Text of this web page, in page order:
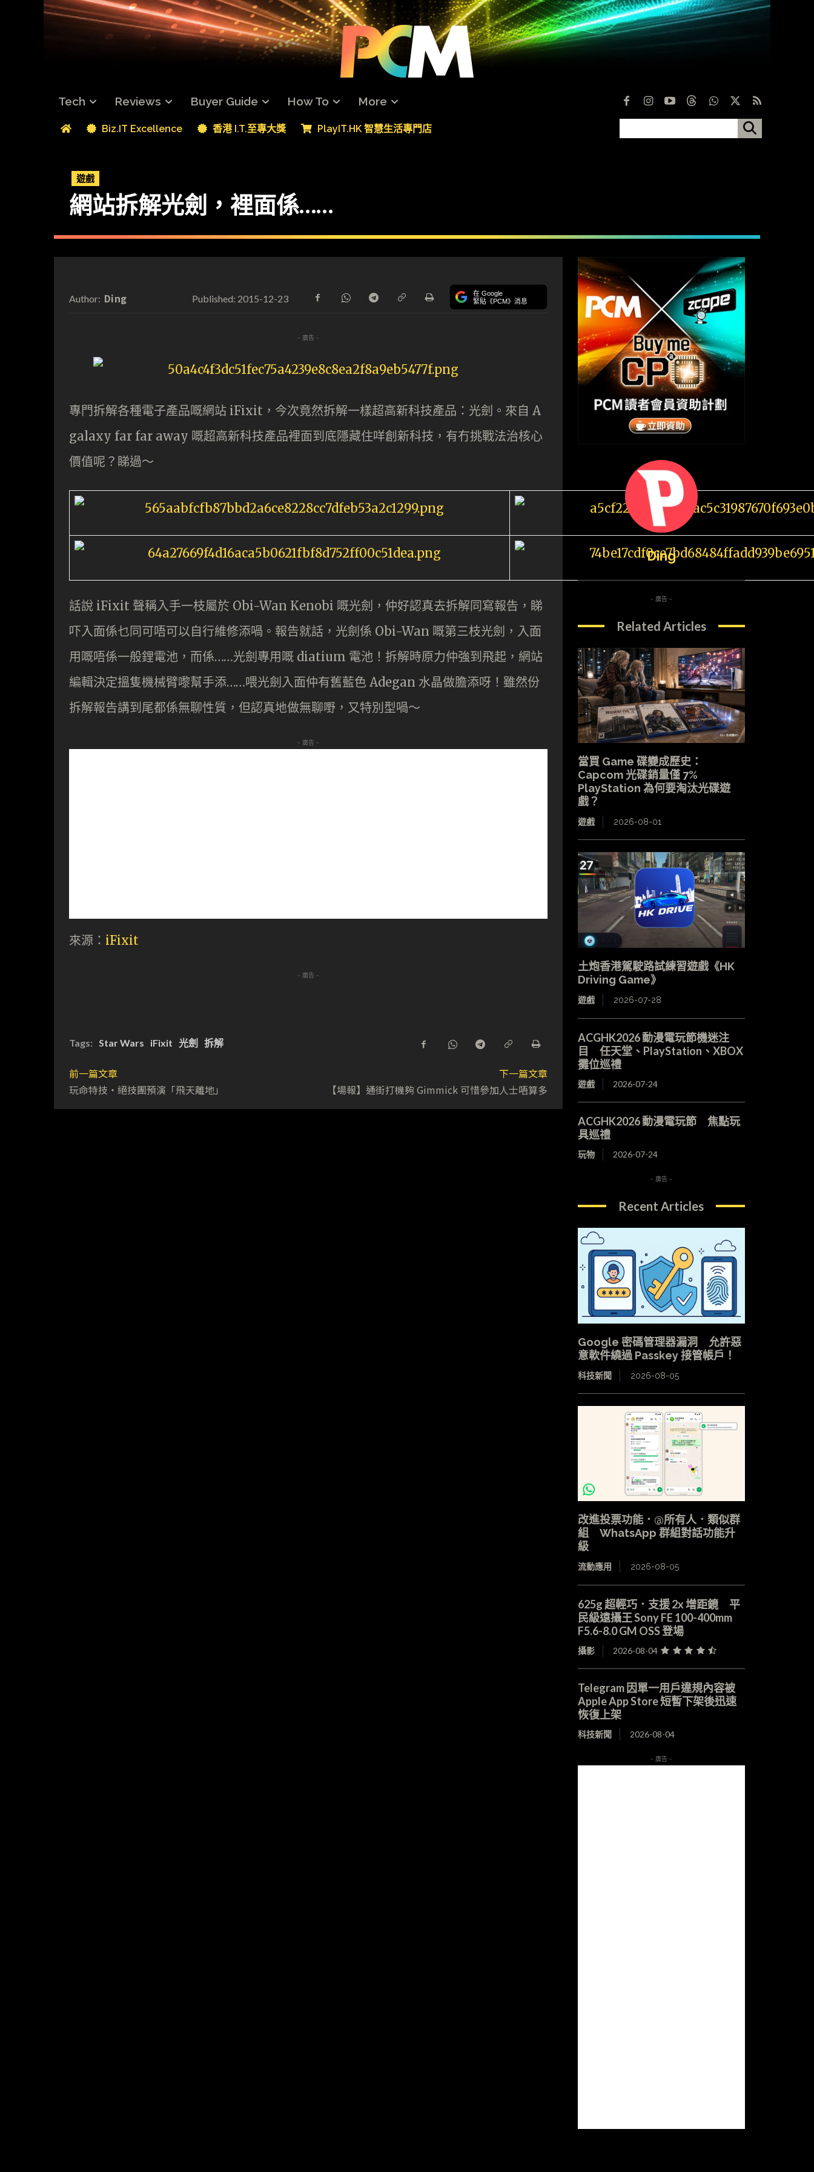
Tech Reviews Buyer Guide How To More
Biz.IT Excellence 香港 I.T.至專大獎 PlayIT.HK 智慧生活專門店
遊戲
網站拆解光劍，裡面係……
Author: Ding Published: 2015-12-23 在 Google
緊貼《PCM》消息
- 廣告 -
專門拆解各種電子產品嘅網站 iFixit，今次竟然拆解一樣超高新科技產品：光劍。來自 A
galaxy far far away 嘅超高新科技產品裡面到底隱藏住咩創新科技，有冇挑戰法治核心
價值呢？睇過～
話說 iFixit 聲稱入手一枝屬於 Obi-Wan Kenobi 嘅光劍，仲好認真去拆解同寫報告，睇
吓入面係乜同可唔可以自行維修添喎。報告就話，光劍係 Obi-Wan 嘅第三枝光劍，入面
用嘅唔係一般鋰電池，而係……光劍專用嘅 diatium 電池！拆解時原力仲強到飛起，網站
編輯決定搵隻機械臂嚟幫手添……喂光劍入面仲有舊藍色 Adegan 水晶做膽添呀！雖然份
拆解報告講到尾都係無聊性質，但認真地做無聊嘢，又特別型喎～
- 廣告 -
來源： iFixit
- 廣告 -
Tags: Star Wars iFixit 光劍 拆解
前一篇文章
玩命特技‧絕技團預演「飛天離地」
下一篇文章
【場報】通街打機夠 Gimmick 可惜參加人士唔算多
Ding
- 廣告 -
Related Articles
當買 Game 碟變成歷史：
Capcom 光碟銷量僅 7%
PlayStation 為何要淘汰光碟遊
戲？
遊戲 2026-08-01
土炮香港駕駛路試練習遊戲《HK
Driving Game》
遊戲 2026-07-28
ACGHK2026 動漫電玩節機迷注
目 任天堂、PlayStation、XBOX
攤位巡禮
遊戲 2026-07-24
ACGHK2026 動漫電玩節 焦點玩
具巡禮
玩物 2026-07-24
- 廣告 -
Recent Articles
Google 密碼管理器漏洞 允許惡
意軟件繞過 Passkey 接管帳戶！
科技新聞 2026-08-05
改進投票功能．@所有人．類似群
組 WhatsApp 群組對話功能升
級
流動應用 2026-08-05
625g 超輕巧．支援 2x 增距鏡 平
民級遠攝王 Sony FE 100-400mm
F5.6-8.0 GM OSS 登場
攝影 2026-08-04
Telegram 因單一用戶違規內容被
Apple App Store 短暫下架後迅速
恢復上架
科技新聞 2026-08-04
- 廣告 -